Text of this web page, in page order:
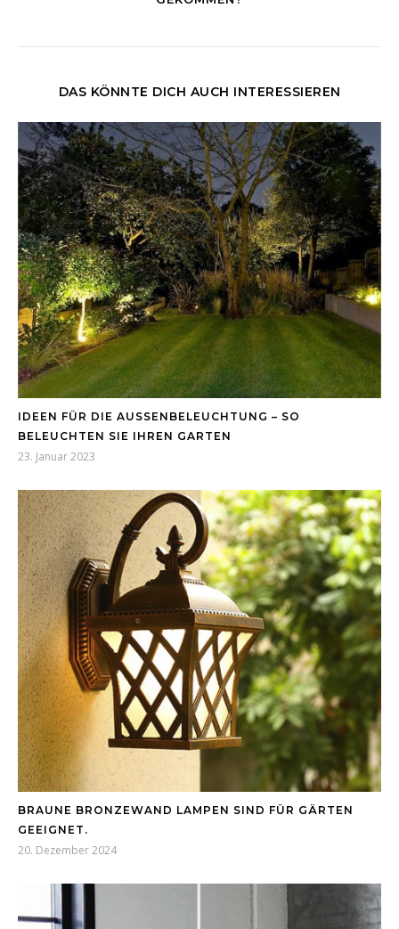
DAS KÖNNTE DICH AUCH INTERESSIEREN
IDEEN FÜR DIE AUSSENBELEUCHTUNG – SO B
ELEUCHTEN SIE IHREN GARTEN
23. Januar 2023
BRAUNE BRONZEWAND LAMPEN SIND FÜR GÄRTEN
GEEIGNET.
20. Dezember 2024